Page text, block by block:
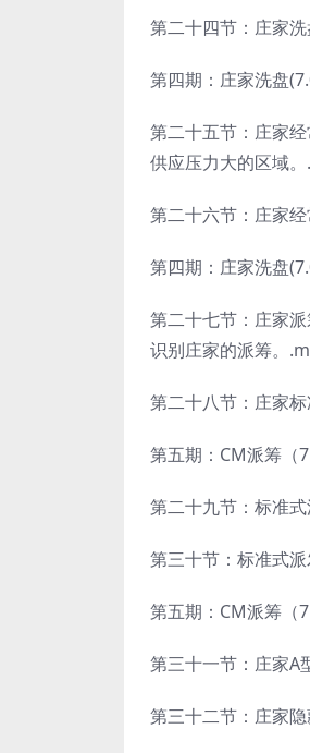
第二十四节：庄家
第四期：庄家洗盘
第二十五节：庄家
供应压力大的区域
第二十六节：庄家
第四期：庄家洗盘
第二十七节：庄家
识别庄家的派筹。
第二十八节：庄家
第五期：CM派筹（
第二十九节：标准
第三十节：标准式
第五期：CM派筹（
第三十一节：庄家A
第三十二节：庄家